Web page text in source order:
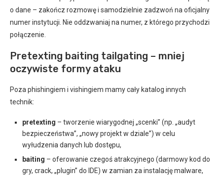
o dane – zakończ rozmowę i samodzielnie zadzwoń na oficjalny
numer instytucji. Nie oddzwaniaj na numer, z którego przychodzi
połączenie.
Pretexting baiting tailgating – mniej
oczywiste formy ataku
Poza phishingiem i vishingiem mamy cały katalog innych
technik:
pretexting – tworzenie wiarygodnej „scenki” (np. „audyt
bezpieczeństwa”, „nowy projekt w dziale”) w celu
wyłudzenia danych lub dostępu,
baiting – oferowanie czegoś atrakcyjnego (darmowy kod do
gry, crack, „plugin” do IDE) w zamian za instalację malware,